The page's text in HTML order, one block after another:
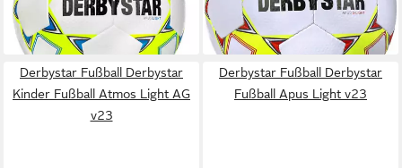
-19%
lieferbar - in 2-3 Werktagen bei dir lieferbar - in 3-4 Werktagen bei dir
Derbystar Fußball Derbystar
Kinder Fußball Atmos Light AG
v23
Derbystar Fußball Derbystar
Fußball Apus Light v23